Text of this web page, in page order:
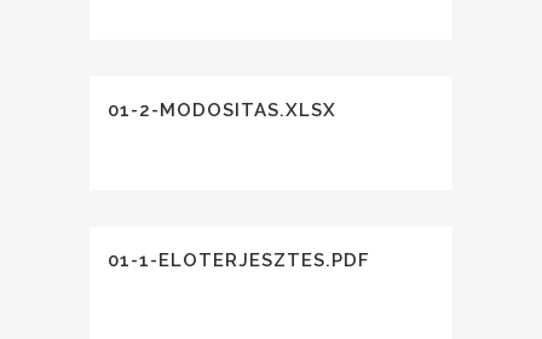
01-2-MODOSITAS.XLSX
01-1-ELOTERJESZTES.PDF